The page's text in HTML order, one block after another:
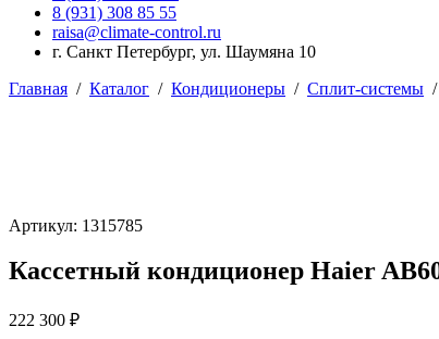
8 (931) 308 85 55
raisa@climate-control.ru
г. Санкт Петербург, ул. Шаумяна 10
Главная / Каталог / Кондиционеры / Сплит-системы /
Артикул: 1315785
Кассетный кондиционер Haier
222 300 ₽